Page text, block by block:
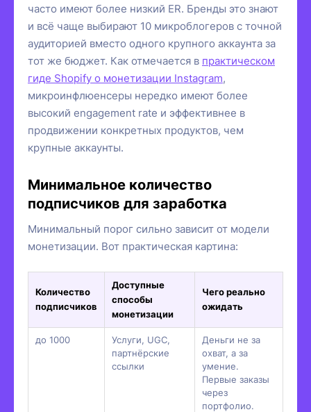
часто имеют более низкий ER. Бренды это знают
и всё чаще выбирают 10 микроблогеров с точной
аудиторией вместо одного крупного аккаунта за
тот же бюджет. Как отмечается в практическом
гиде Shopify о монетизации Instagram,
микроинфлюенсеры нередко имеют более
высокий engagement rate и эффективнее в
продвижении конкретных продуктов, чем
крупные аккаунты.
Минимальное количество
подписчиков для заработка
Минимальный порог сильно зависит от модели
монетизации. Вот практическая картина:
Количество
подписчиков
Доступные
способы
монетизации
Чего реально
ожидать
до 1000
Услуги, UGC,
партнёрские
ссылки
Деньги не за
охват, а за
умение.
Первые заказы
через
портфолио.